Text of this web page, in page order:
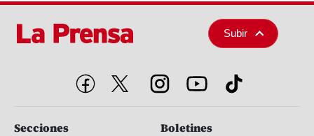
Subir
Secciones Boletines